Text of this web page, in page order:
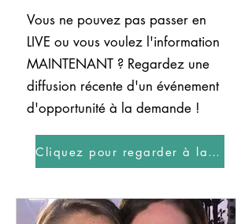
Cliquez pour regarder à la demande
Vous ne pouvez pas passer en
LIVE ou vous voulez l'information
MAINTENANT ? Regardez une
diffusion récente d'un événement
d'opportunité à la demande !